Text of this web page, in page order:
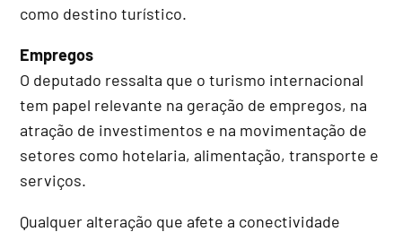
como destino turístico.
Empregos
O deputado ressalta que o turismo internacional
tem papel relevante na geração de empregos, na
atração de investimentos e na movimentação de
setores como hotelaria, alimentação, transporte e
serviços.
Qualquer alteração que afete a conectividade